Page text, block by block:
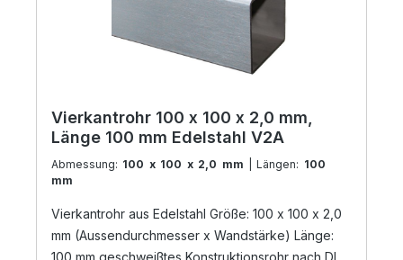
Vierkantrohr 100 x 100 x 2,0 mm,
Länge 100 mm Edelstahl V2A
Abmessung: 100 x 100 x 2,0 mm | Längen: 100
mm
Vierkantrohr aus Edelstahl Größe: 100 x 100 x 2,0
mm (Aussendurchmesser x Wandstärke) Länge:
100 mm geschweißtes Konstruktionsrohr nach DIN